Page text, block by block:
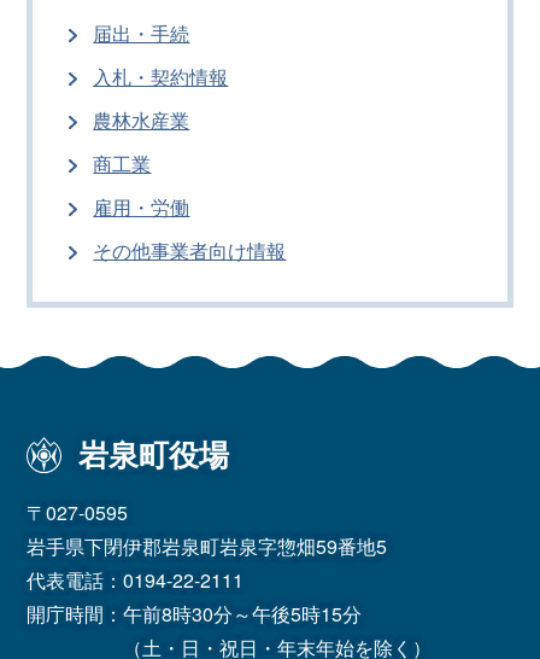
届出・手続
入札・契約情報
農林水産業
商工業
雇用・労働
その他事業者向け情報
岩泉町役場
〒027-0595
岩手県下閉伊郡岩泉町岩泉字惣畑59番地5
代表電話：0194-22-2111
開庁時間：午前8時30分～午後5時15分
（土・日・祝日・年末年始を除く）